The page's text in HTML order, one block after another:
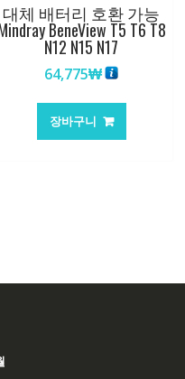
대체 배터리 호환 가능
BeneView T5 T6 T8
N12 N15 N17
64,775₩
장바구니